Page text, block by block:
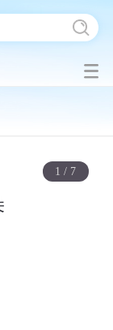
1 / 7